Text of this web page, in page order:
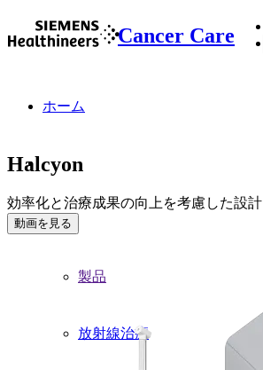
Cancer Care
ホーム
...
製品
放射線治療
Halcyon
効率化と治療成果の向上を考慮した設計
動画を見る